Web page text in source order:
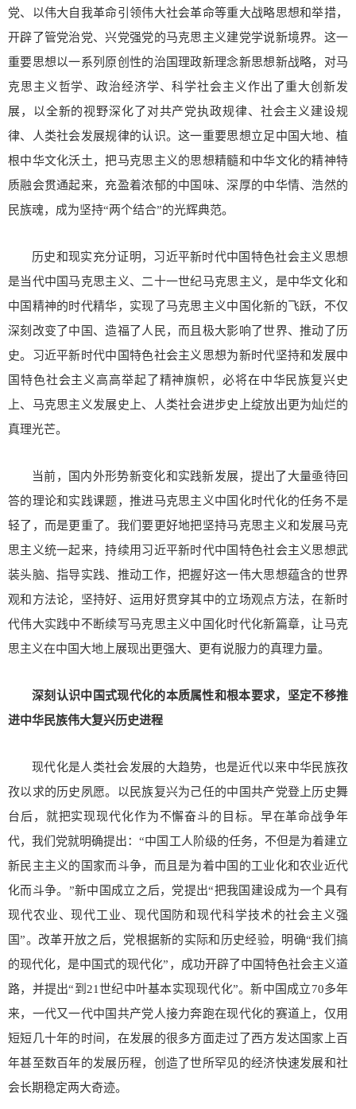
党、以伟大自我革命引领伟大社会革命等重大战略思想和举措，
开辟了管党治党、兴党强党的马克思主义建党学说新境界。这一
重要思想以一系列原创性的治国理政新理念新思想新战略，对马
克思主义哲学、政治经济学、科学社会主义作出了重大创新发
展，以全新的视野深化了对共产党执政规律、社会主义建设规
律、人类社会发展规律的认识。这一重要思想立足中国大地、植
根中华文化沃土，把马克思主义的思想精髓和中华文化的精神特
质融会贯通起来，充盈着浓郁的中国味、深厚的中华情、浩然的
民族魂，成为坚持“两个结合”的光辉典范。
历史和现实充分证明，习近平新时代中国特色社会主义思想
是当代中国马克思主义、二十一世纪马克思主义，是中华文化和
中国精神的时代精华，实现了马克思主义中国化新的飞跃，不仅
深刻改变了中国、造福了人民，而且极大影响了世界、推动了历
史。习近平新时代中国特色社会主义思想为新时代坚持和发展中
国特色社会主义高高举起了精神旗帜，必将在中华民族复兴史
上、马克思主义发展史上、人类社会进步史上绽放出更为灿烂的
真理光芒。
当前，国内外形势新变化和实践新发展，提出了大量亟待回
答的理论和实践课题，推进马克思主义中国化时代化的任务不是
轻了，而是更重了。我们要更好地把坚持马克思主义和发展马克
思主义统一起来，持续用习近平新时代中国特色社会主义思想武
装头脑、指导实践、推动工作，把握好这一伟大思想蕴含的世界
观和方法论，坚持好、运用好贯穿其中的立场观点方法，在新时
代伟大实践中不断续写马克思主义中国化时代化新篇章，让马克
思主义在中国大地上展现出更强大、更有说服力的真理力量。
深刻认识中国式现代化的本质属性和根本要求，坚定不移推
进中华民族伟大复兴历史进程
现代化是人类社会发展的大趋势，也是近代以来中华民族孜
孜以求的历史夙愿。以民族复兴为己任的中国共产党登上历史舞
台后，就把实现现代化作为不懈奋斗的目标。早在革命战争年
代，我们党就明确提出：“中国工人阶级的任务，不但是为着建立
新民主主义的国家而斗争，而且是为着中国的工业化和农业近代
化而斗争。”新中国成立之后，党提出“把我国建设成为一个具有
现代农业、现代工业、现代国防和现代科学技术的社会主义强
国”。改革开放之后，党根据新的实际和历史经验，明确“我们搞
的现代化，是中国式的现代化”，成功开辟了中国特色社会主义道
路，并提出“到21世纪中叶基本实现现代化”。新中国成立70多年
来，一代又一代中国共产党人接力奔跑在现代化的赛道上，仅用
短短几十年的时间，在发展的很多方面走过了西方发达国家上百
年甚至数百年的发展历程，创造了世所罕见的经济快速发展和社
会长期稳定两大奇迹。